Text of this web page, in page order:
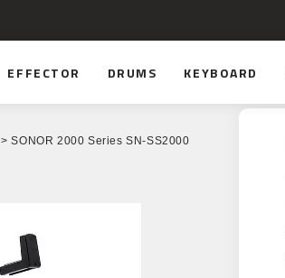
EFFECTOR DRUMS KEYBOARD
> SONOR 2000 Series SN-SS2000